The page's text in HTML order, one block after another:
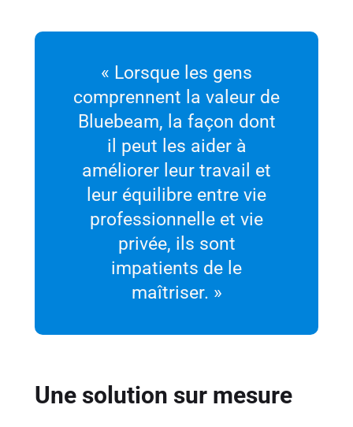
« Lorsque les gens
comprennent la valeur de
Bluebeam, la façon dont
il peut les aider à
améliorer leur travail et
leur équilibre entre vie
professionnelle et vie
privée, ils sont
impatients de le
maîtriser. »
Une solution sur mesure